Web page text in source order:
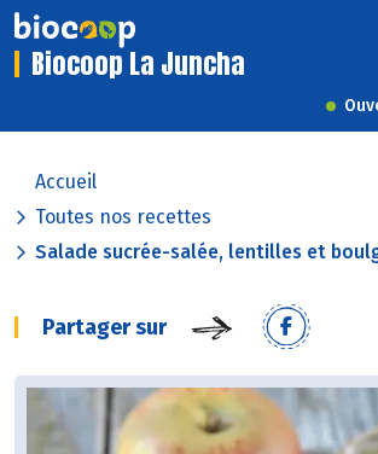
Biocoop La Juncha
Accueil
Toutes nos recettes
Salade sucrée-salée, lentilles et
Partager sur